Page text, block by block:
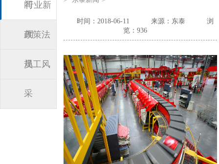
闻
行业新
闻
政策法
规
员工风
采
时间：2018-06-11 来源：东泰
浏
览：936